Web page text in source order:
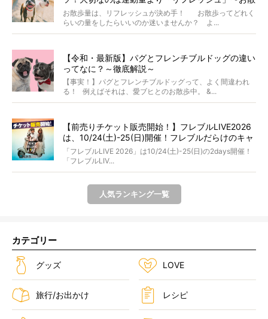
歩にまつわる疑問FAQつき〜
お散歩量は、リフレッシュが決め手！ お散歩ってどれく
らいの量をしたらいいのか迷いませんか？ よ...
【令和・最新版】パグとフレンチブルドッグの違い
ってなに？～徹底解説～
【事実！】パグとフレンチブルドッグって、よく間違われ
る！ 例えばそれは、愛ブヒとのお散歩中。 &...
【前売りチケット販売開始！】フレブルLIVE2026
は、10/24(土)-25(日)開催！フレブルだらけのキャ
ンプ・前夜祭・バスプランも新登場!?
「フレブルLIVE 2026」は10/24(土)-25(日)の2days開催！
「フレブルLIV...
人気ランキング一覧
カテゴリー
グッズ LOVE
旅行/お出かけ レシピ